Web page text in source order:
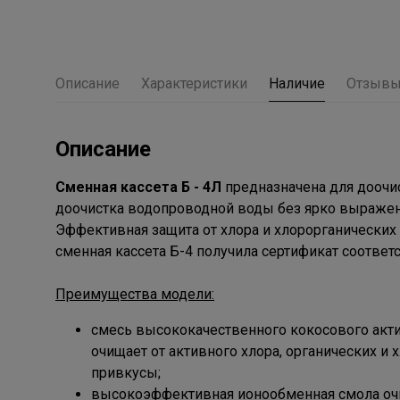
Описание Характеристики Наличие Отзывы
Описание
Сменная кассета Б - 4Л предназначена для
доочистка водопроводной воды без ярко
Эффективная защита от хлора и
сменная кассета Б-4 получила сертификат
Преимущества модели:
смесь высококачественного кокосового
очищает от активного хлора, органических и
привкусы;
высокоэффективная ионообменная смола